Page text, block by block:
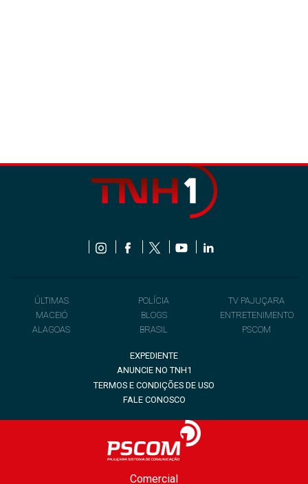
ÚLTIMAS
MACEIÓ
ALAGOAS
POLÍCIA
BLOGS
BRASIL
TV PAJUÇARA
ENTRETENIMENTO
PSCOM
EXPEDIENTE
ANUNCIE NO TNH1
TERMOS E CONDIÇÕES DE USO
FALE CONOSCO
Comercial